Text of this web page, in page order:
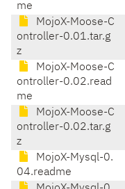
me
MojoX-Moose-C
ontroller-0.01.tar.g
z
MojoX-Moose-C
ontroller-0.02.read
me
MojoX-Moose-C
ontroller-0.02.tar.g
z
MojoX-Mysql-0.
04.readme